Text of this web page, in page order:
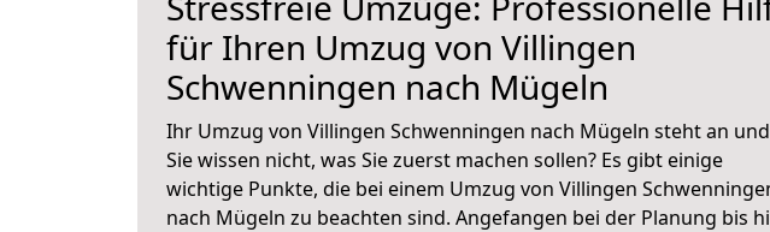
für Ihren Umzug von Villingen
Schwenningen nach Mügeln
Ihr Umzug von Villingen Schwenningen nach Mügeln steht an und
Sie wissen nicht, was Sie zuerst machen sollen? Es gibt einige
wichtige Punkte, die bei einem Umzug von Villingen
nach Mügeln zu beachten sind. Angefangen bei der Planung bis